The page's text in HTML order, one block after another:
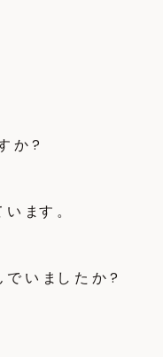
か ?
ます 。
で い まし た か ?